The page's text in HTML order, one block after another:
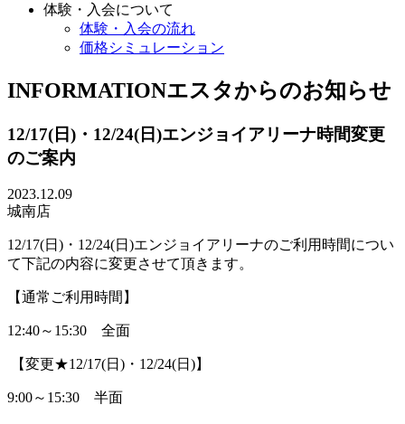
体験・入会について
体験・入会の流れ
価格シミュレーション
INFORMATIONエスタからのお知らせ
12/17(日)・12/24(日)エンジョイアリーナ時間変更
のご案内
2023.12.09
城南店
12/17(日)・12/24(日)エンジョイアリーナのご利用時間につい
て下記の内容に変更させて頂きます。
【通常ご利用時間】
12:40～15:30 全面
【変更★12/17(日)・12/24(日)】
9:00～15:30 半面